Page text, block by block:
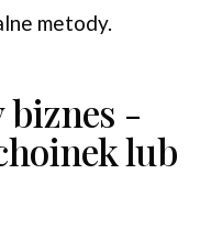
metody.
biznes -
lub